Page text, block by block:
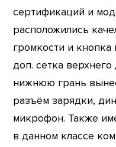
сертификаций и
расположились
громкости и кнопка
доп. сетка
нижнюю грань
разъём зарядки,
микрофон. Также
в данном классе